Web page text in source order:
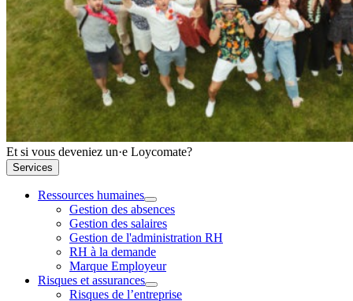
Et si vous deveniez un·e Loycomate?
Services
Ressources humaines
Gestion des absences
Gestion des salaires
Gestion de l'administration RH
RH à la demande
Marque Employeur
Risques et assurances
Risques de l’entreprise